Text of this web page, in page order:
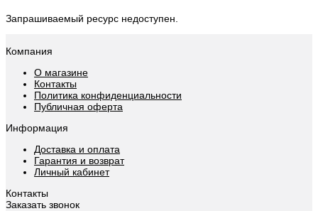
Запрашиваемый ресурс недоступен.
Компания
О магазине
Контакты
Политика конфиденциальности
Публичная оферта
Информация
Доставка и оплата
Гарантия и возврат
Личный кабинет
Контакты
Заказать звонок